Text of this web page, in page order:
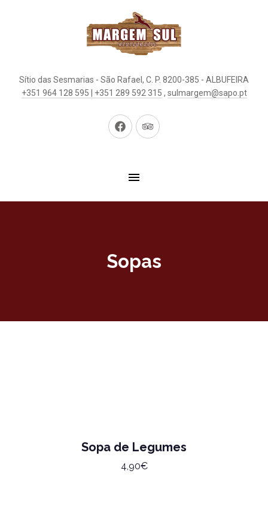
Sítio das Sesmarias - São Rafael, C. P. 8200-385 - ALBUFEIRA
+351 964 128 595 | +351 289 592 315 , sulmargem@sapo.pt
New
New
Sopas
Sopa de Legumes
4,90€